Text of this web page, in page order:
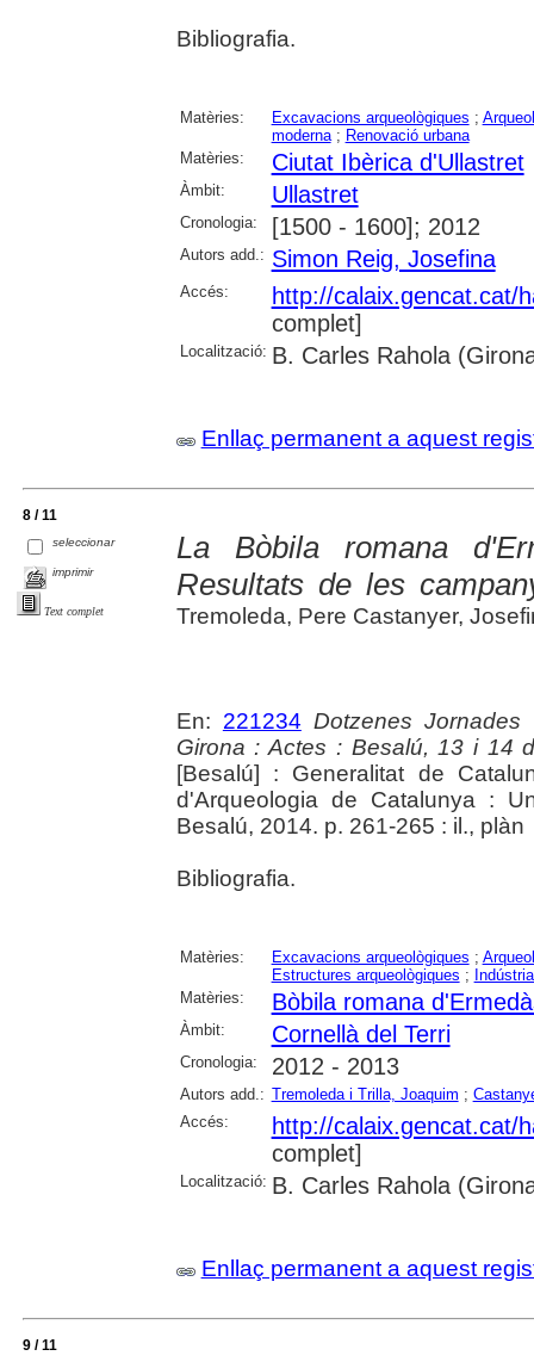
Bibliografia.
Matèries: Excavacions arqueològiques ;
moderna; Renovació urbana
Matèries:
Ciutat Ibèrica d'Ullastret
Àmbit: Ullastret
Cronologia: [1500 - 1600]; 2012
Autors add.: Simon Reig, Josefina
Accés:
http://calaix.gencat.cat/
complet]
Localització: B. Carles Rahola
Enllaç permanent a aquest
8 / 11
seleccionar
imprimir
Text complet
La Bòbila romana
Resultats de les
Tremoleda, Pere Castanyer,
En: 221234 Dotzenes
Girona : Actes : Besalú, 13 i 14
[Besalú] : Generalitat de
d'Arqueologia de Catalunya :
Besalú, 2014. p. 261-265 : il., plàn
Bibliografia.
Matèries: Excavacions arqueològiques ;
Estructures arqueològiques ;
Matèries:
Bòbila romana
Àmbit: Cornellà del Terri
Cronologia: 2012 - 2013
Autors add.: Tremoleda i Trilla, Joaquim ;
Accés:
http://calaix.gencat.cat/
complet]
Localització: B. Carles Rahola
Enllaç permanent a aquest
9 / 11